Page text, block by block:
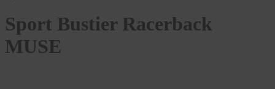
Sport Bustier Racerback
MUSE